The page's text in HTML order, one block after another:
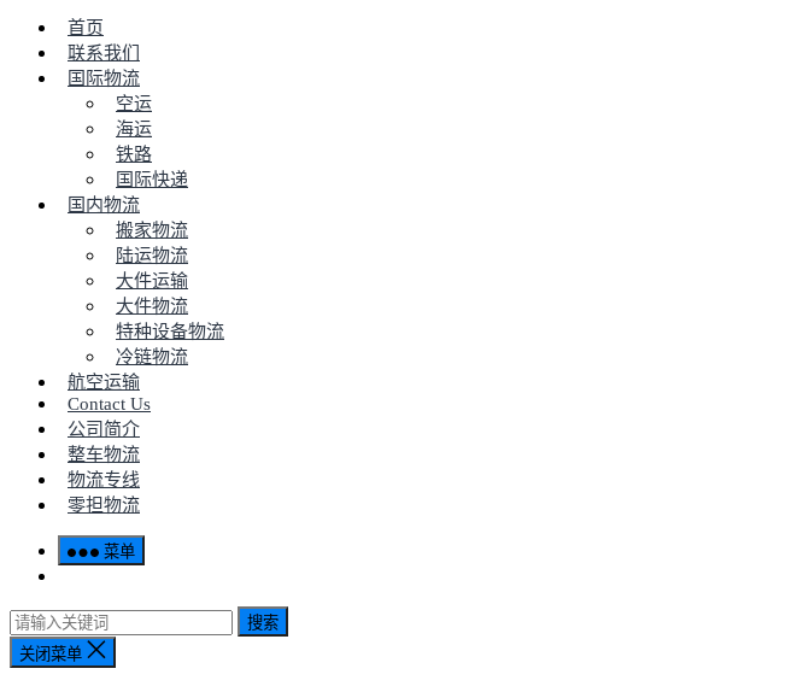
首页
联系我们
国际物流
空运
海运
铁路
国际快递
国内物流
搬家物流
陆运物流
大件运输
大件物流
特种设备物流
冷链物流
航空运输
Contact Us
公司简介
整车物流
物流专线
零担物流
菜单
搜索
关闭菜单